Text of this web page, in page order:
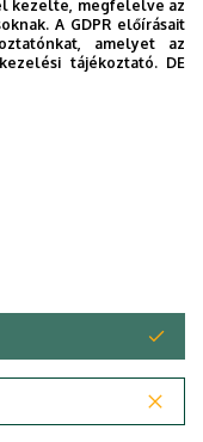
kezelte, megfelelve az
A GDPR előírásait
amelyet az
tájékoztató. DE